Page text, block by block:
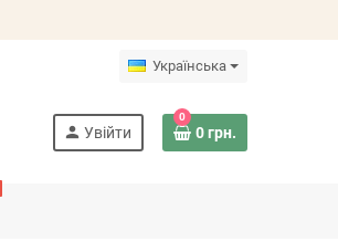
Українська
person Увійти
0
0 грн.